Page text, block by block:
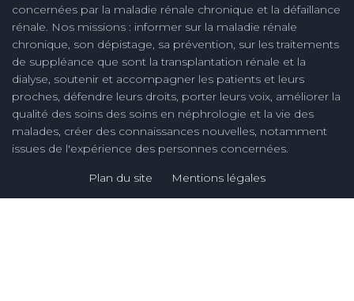
concernées par la maladie rénale chronique et la défaillance
rénale. Nos missions : informer sur la maladie rénale
chronique, son dépistage, sa prévention, sur les traitements
de suppléance que sont la transplantation rénale et la
dialyse, soutenir et accompagner les patients et leurs
proches, défendre leurs droits, porter leurs voix, améliorer la
qualité des soins des soins en néphrologie et la vie des
malades, créer des connaissances nouvelles, notamment
issues de l'expérience des personnes concernées.
Plan du site Mentions légales